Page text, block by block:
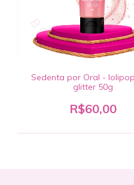
Sedenta por Oral -
glitter 50g
R$60,00